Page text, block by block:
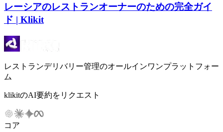
レーシアのレストランオーナーのための完全ガイ
ド | Klikit
レストランデリバリー管理のオールインワンプラットフォー
ム
klikitのAI要約をリクエスト
コア